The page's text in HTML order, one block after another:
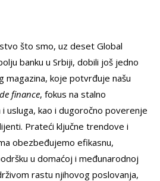
što smo, uz deset Global
banku u Srbiji, dobili još jedno
magazina, koje potvrđuje našu
finance, fokus na stalno
usluga, kao i dugoročno poverenje
Prateći ključne trendove i
obezbeđujemo efikasnu,
u domaćoj i međunarodnoj
rastu njihovog poslovanja,